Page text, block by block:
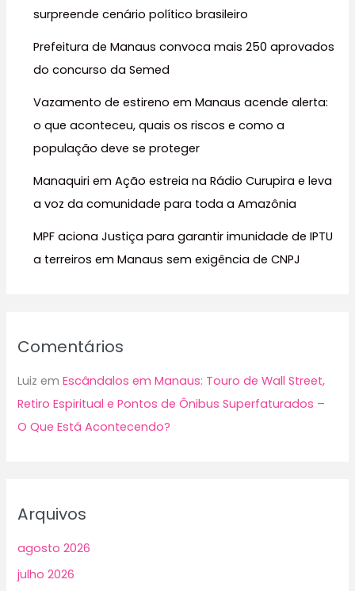
surpreende cenário político brasileiro
Prefeitura de Manaus convoca mais 250 aprovados
do concurso da Semed
Vazamento de estireno em Manaus acende alerta:
o que aconteceu, quais os riscos e como a
população deve se proteger
Manaquiri em Ação estreia na Rádio Curupira e leva
a voz da comunidade para toda a Amazônia
MPF aciona Justiça para garantir imunidade de IPTU
a terreiros em Manaus sem exigência de CNPJ
Comentários
Luiz emEscândalos em Manaus: Touro de Wall Street,
Retiro Espiritual e Pontos de Ônibus Superfaturados –
O Que Está Acontecendo?
Arquivos
agosto 2026
julho 2026